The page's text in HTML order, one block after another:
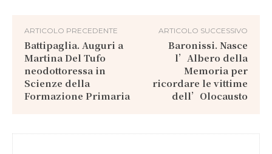
ARTICOLO PRECEDENTE
Battipaglia. Auguri a
Martina Del Tufo
neodottoressa in
Scienze della
Formazione Primaria
ARTICOLO SUCCESSIVO
Baronissi. Nasce
l’Albero della
Memoria per
ricordare le vittime
dell’Olocausto